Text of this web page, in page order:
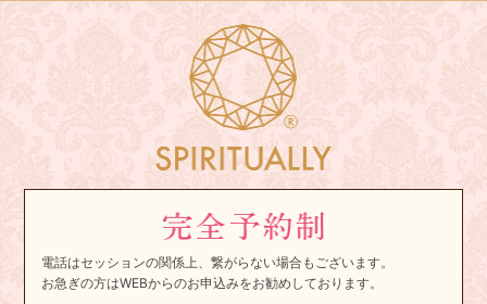
電話はセッションの関係上、繋がらない場合もございます。
お急ぎの方はWEBからのお申込みをお勧めしております。